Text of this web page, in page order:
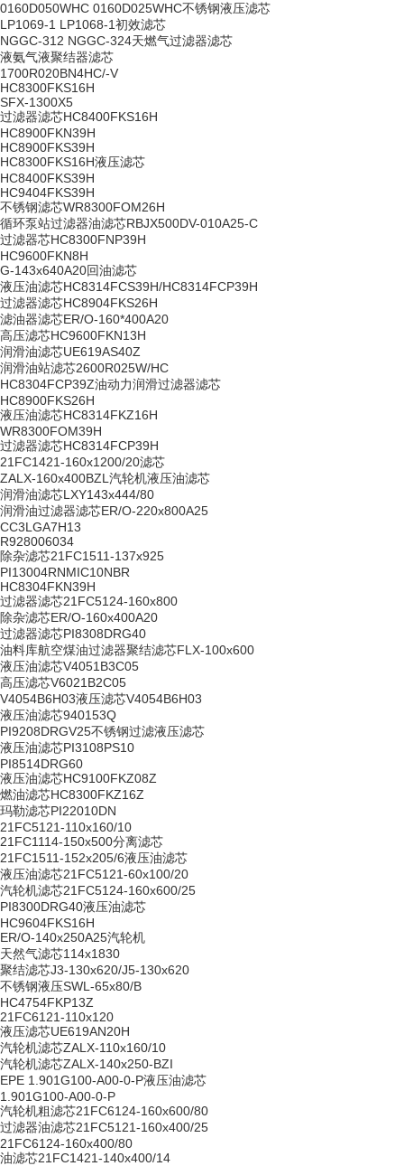
0160D050WHC 0160D025WHC不锈钢液压滤芯
LP1069-1 LP1068-1初效滤芯
NGGC-312 NGGC-324天燃气过滤器滤芯
液氨气液聚结器滤芯
1700R020BN4HC/-V
HC8300FKS16H
SFX-1300X5
过滤器滤芯HC8400FKS16H
HC8900FKN39H
HC8900FKS39H
HC8300FKS16H液压滤芯
HC8400FKS39H
HC9404FKS39H
不锈钢滤芯WR8300FOM26H
循环泵站过滤器油滤芯RBJX500DV-010A25-C
过滤器芯HC8300FNP39H
HC9600FKN8H
G-143x640A20回油滤芯
液压油滤芯HC8314FCS39H/HC8314FCP39H
过滤器滤芯HC8904FKS26H
滤油器滤芯ER/O-160*400A20
高压滤芯HC9600FKN13H
润滑油滤芯UE619AS40Z
润滑油站滤芯2600R025W/HC
HC8304FCP39Z油动力润滑过滤器滤芯
HC8900FKS26H
液压油滤芯HC8314FKZ16H
WR8300FOM39H
过滤器滤芯HC8314FCP39H
21FC1421-160x1200/20滤芯
ZALX-160x400BZL汽轮机液压油滤芯
润滑油滤芯LXY143x444/80
润滑油过滤器滤芯ER/O-220x800A25
CC3LGA7H13
R928006034
除杂滤芯21FC1511-137x925
PI13004RNMIC10NBR
HC8304FKN39H
过滤器滤芯21FC5124-160x800
除杂滤芯ER/O-160x400A20
过滤器滤芯PI8308DRG40
油料库航空煤油过滤器聚结滤芯FLX-100x600
液压油滤芯V4051B3C05
高压滤芯V6021B2C05
V4054B6H03液压滤芯V4054B6H03
液压油滤芯940153Q
PI9208DRGV25不锈钢过滤液压滤芯
液压油滤芯PI3108PS10
PI8514DRG60
液压油滤芯HC9100FKZ08Z
燃油滤芯HC8300FKZ16Z
玛勒滤芯PI22010DN
21FC5121-110x160/10
21FC1114-150x500分离滤芯
21FC1511-152x205/6液压油滤芯
液压油滤芯21FC5121-60x100/20
汽轮机滤芯21FC5124-160x600/25
PI8300DRG40液压油滤芯
HC9604FKS16H
ER/O-140x250A25汽轮机
天然气滤芯114x1830
聚结滤芯J3-130x620/J5-130x620
不锈钢液压SWL-65x80/B
HC4754FKP13Z
21FC6121-110x120
液压滤芯UE619AN20H
汽轮机滤芯ZALX-110x160/10
汽轮机滤芯ZALX-140x250-BZI
EPE 1.901G100-A00-0-P液压油滤芯
1.901G100-A00-0-P
汽轮机粗滤芯21FC6124-160x600/80
过滤器油滤芯21FC5121-160x400/25
21FC6124-160x400/80
油滤芯21FC1421-140x400/14